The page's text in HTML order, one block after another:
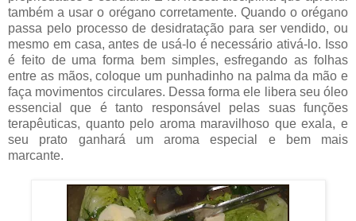
também a usar o orégano corretamente. Quando o orégano
passa pelo processo de desidratação para ser vendido, ou
mesmo em casa, antes de usá-lo é necessário ativá-lo. Isso
é feito de uma forma bem simples, esfregando as folhas
entre as mãos, coloque um punhadinho na palma da mão e
faça movimentos circulares. Dessa forma ele libera seu óleo
essencial que é tanto responsável pelas suas funções
terapêuticas, quanto pelo aroma maravilhoso que exala, e
seu prato ganhará um aroma especial e bem mais
marcante.